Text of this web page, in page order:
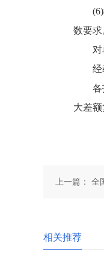
(6)教
数要求
对单
经教
各招
大差
上一篇： 全
相关推荐